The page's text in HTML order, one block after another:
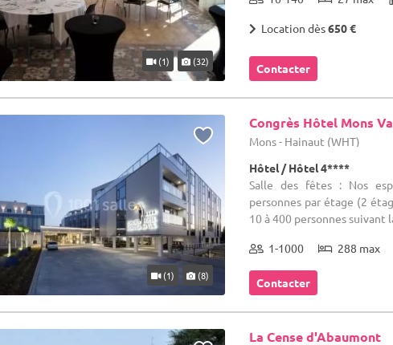
(1) (32)
Location dès650 €
Contacter
(1) (8)
Congrès Hôtel Mons
Mons - Hainaut (WHT)
Hôtel / Hôtel 4****
Salle des fêtes : Nos
personnes par étage (2
10 à 400 personnes suivant
1-1000 288 max
Contacter
La Cense d'Abaumont